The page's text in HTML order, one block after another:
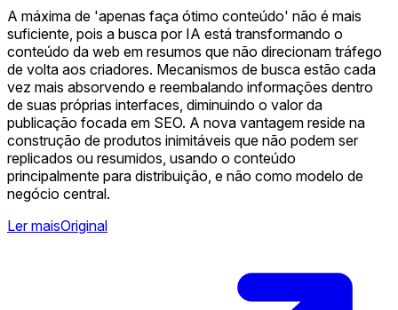
A máxima de 'apenas faça ótimo conteúdo' não é mais
suficiente, pois a busca por IA está transformando o
conteúdo da web em resumos que não direcionam tráfego
de volta aos criadores. Mecanismos de busca estão cada
vez mais absorvendo e reembalando informações dentro
de suas próprias interfaces, diminuindo o valor da
publicação focada em SEO. A nova vantagem reside na
construção de produtos inimitáveis que não podem ser
replicados ou resumidos, usando o conteúdo
principalmente para distribuição, e não como modelo de
negócio central.
Ler maisOriginal